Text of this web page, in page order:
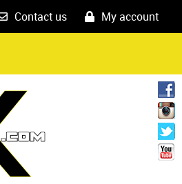
Contact us My account